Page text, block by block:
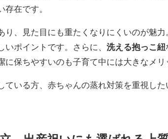
存在です。
り、見た目にも重たくなりにくいのが魅
いポイントです。さらに、洗える抱っこ紐
保ちやすいのも子育て中には大きなメリ
ている方、赤ちゃんの蒸れ対策を重視し